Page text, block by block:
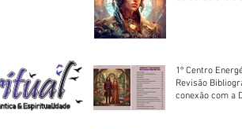
1º Centro
Revisão
conexão com a